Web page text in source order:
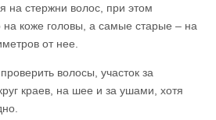
на стержни волос, при этом
коже головы, а самые старые – на
от нее.
волосы, участок за
краев, на шее и за ушами, хотя